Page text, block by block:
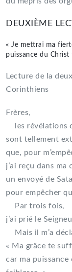
DEUXIÈME
« Je mettrai ma
puissance du Christ
Lecture de la
Corinthiens
Frères,
les révélations
sont tellement
que, pour
j’ai reçu dans ma
un envoyé de
pour empêcher
Par trois fois,
j’ai prié le
Mais il m’a
« Ma grâce te
car ma puissance